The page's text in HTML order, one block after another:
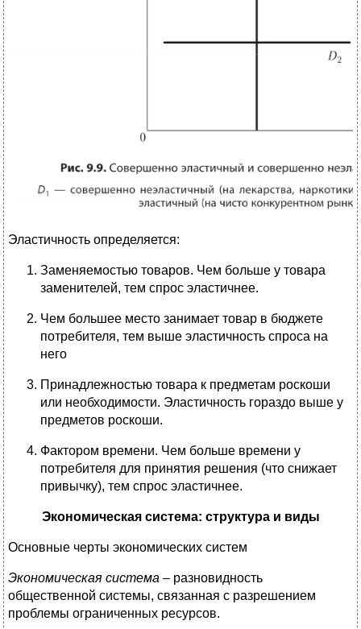
Эластичность определяется:
Заменяемостью товаров. Чем больше у товара
заменителей, тем спрос эластичнее.
Чем большее место занимает товар в бюджете
потребителя, тем выше эластичность спроса на
него
Принадлежностью товара к предметам роскоши
или необходимости. Эластичность гораздо выше у
предметов роскоши.
Фактором времени. Чем больше времени у
потребителя для принятия решения (что снижает
привычку), тем спрос эластичнее.
Экономическая система: структура и виды
Основные черты экономических систем
Экономическая система – разновидность
общественной системы, связанная с разрешением
проблемы ограниченных ресурсов.